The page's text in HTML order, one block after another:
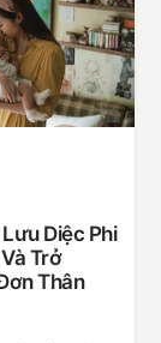
Lưu Diệc Phi
Trở
Thân